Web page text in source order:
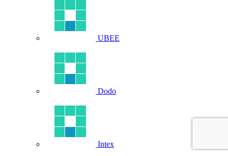
UBEE
Dodo
Intex